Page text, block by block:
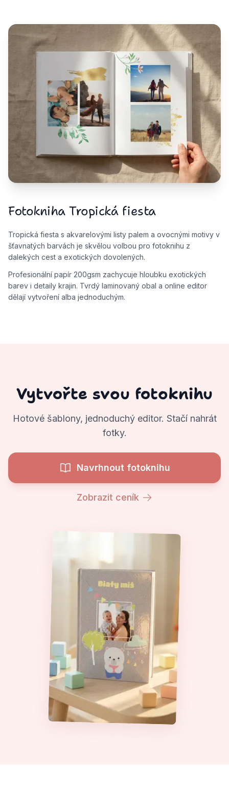
Fotokniha Tropická fiesta
Tropická fiesta s akvarelovými listy palem a ovocnými motivy v
šťavnatých barvách je skvělou volbou pro fotoknihu z
dalekých cest a exotických dovolených.
Profesionální papír 200gsm zachycuje hloubku exotických
barev i detaily krajin. Tvrdý laminovaný obal a online editor
dělají vytvoření alba jednoduchým.
Vytvořte svou fotoknihu
Hotové šablony, jednoduchý editor. Stačí nahrát
fotky.
Navrhnout fotoknihu
Zobrazit ceník